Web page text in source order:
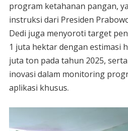
program ketahanan pangan,
instruksi dari Presiden
Dedi juga menyoroti target
1 juta hektar dengan estimasi
juta ton pada tahun 2025,
inovasi dalam monitoring
aplikasi khusus.